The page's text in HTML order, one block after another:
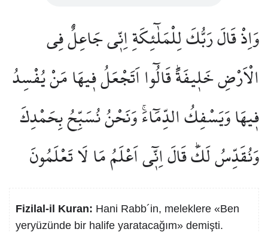
وَاِذْ قَالَ رَبُّكَ لِلْمَلٰٓئِكَةِ اِنّ۪ي جَاعِلٌ فِي
الْاَرْضِ خَل۪يفَةًۜ قَالُٓوا اَتَجْعَلُ ف۪يهَا مَنْ يُفْسِدُ
ف۪يهَا وَيَسْفِكُ الدِّمَٓاءَۚ وَنَحْنُ نُسَبِّحُ بِحَمْدِكَ
وَنُقَدِّسُ لَكَۜ قَالَ اِنّ۪ٓي اَعْلَمُ مَا لَا تَعْلَمُونَ
Fizilal-il Kuran: Hani Rabb´in, meleklere «Ben
yeryüzünde bir halife yaratacağım» demişti.